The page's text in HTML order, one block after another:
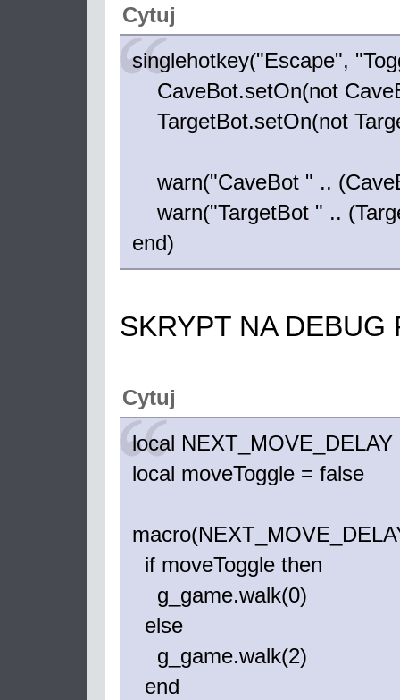
Cytuj
singlehotkey("Escape",
CaveBot.setOn(not
TargetBot.setOn(not
warn("CaveBot " ..
warn("TargetBot " ..
end)
SKRYPT NA DEBUG
Cytuj
local NEXT_MOVE_DELAY
local moveToggle = false
if moveToggle then
g_game.walk(0)
else
g_game.walk(2)
end